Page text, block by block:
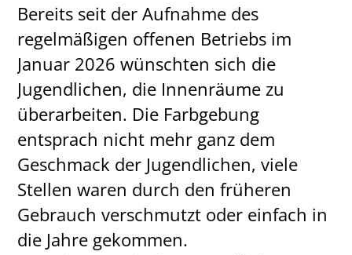
Bereits seit der Aufnahme des
regelmäßigen offenen Betriebs im
Januar 2026 wünschten sich die
Jugendlichen, die Innenräume zu
überarbeiten. Die Farbgebung
entsprach nicht mehr ganz dem
Geschmack der Jugendlichen, viele
Stellen waren durch den früheren
Gebrauch verschmutzt oder einfach in
die Jahre gekommen.